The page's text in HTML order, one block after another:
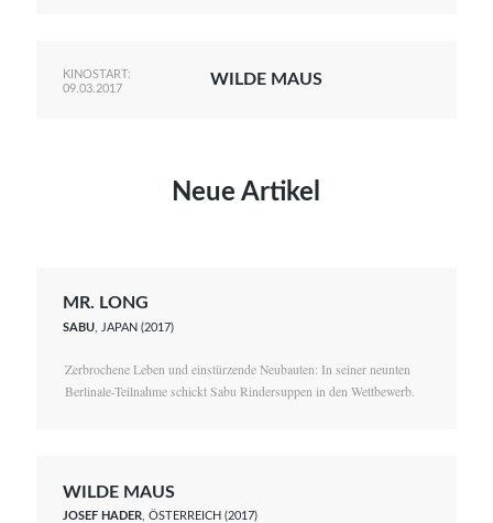
KINOSTART:
09.03.2017
WILDE MAUS
Neue Artikel
MR. LONG
SABU , JAPAN (2017)
Zerbrochene Leben und einstürzende Neubauten: In seiner neunten
Berlinale-Teilnahme schickt Sabu Rindersuppen in den Wettbewerb.
WILDE MAUS
JOSEF HADER , ÖSTERREICH (2017)